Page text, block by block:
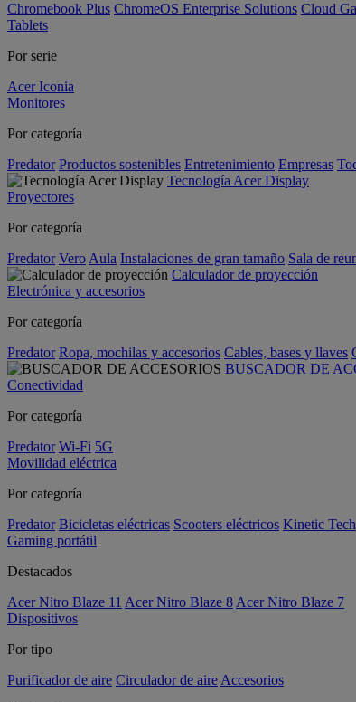
Chromebook Plus ChromeOS Enterprise Solutions Cloud
Tablets
Por serie
Acer Iconia
Monitores
Por categoría
Predator Productos sostenibles Entretenimiento Empresas
Tecnología Acer Display
Proyectores
Por categoría
Predator Vero Aula Instalaciones de gran tamaño Sala de
Calculador de proyección
Electrónica y accesorios
Por categoría
Predator Ropa, mochilas y accesorios Cables, bases y llaves
BUSCADOR DE
Conectividad
Por categoría
Predator Wi-Fi 5G
Movilidad eléctrica
Por categoría
Predator Bicicletas eléctricas Scooters eléctricos Kinetic Tech
Gaming portátil
Destacados
Acer Nitro Blaze 11 Acer Nitro Blaze 8 Acer Nitro Blaze 7
Dispositivos
Por tipo
Purificador de aire Circulador de aire Accesorios